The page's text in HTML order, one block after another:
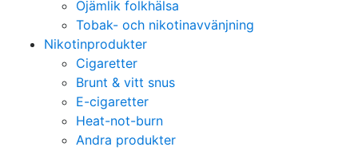
Ojämlik folkhälsa
Tobak- och nikotinavvänjning
Nikotinprodukter
Cigaretter
Brunt & vitt snus
E-cigaretter
Heat-not-burn
Andra produkter